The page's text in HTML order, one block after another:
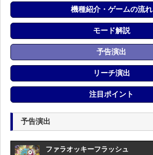
機種紹介・ゲームの流れ
モード解説
予告演出
リーチ演出
注目ポイント
予告演出
ファラオッキーフラッシュ